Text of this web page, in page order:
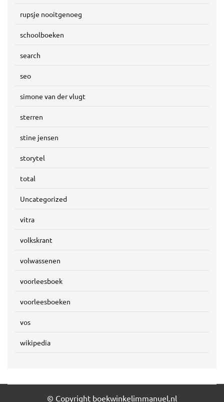
rupsje nooitgenoeg
schoolboeken
search
seo
simone van der vlugt
sterren
stine jensen
storytel
total
Uncategorized
vitra
volkskrant
volwassenen
voorleesboek
voorleesboeken
vos
wikipedia
© Copyright boekwinkelimmanuel.nl